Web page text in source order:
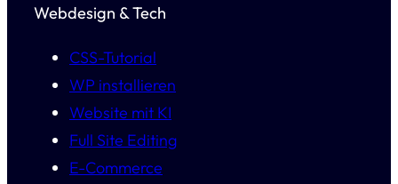
Webdesign & Tech
CSS-Tutorial
WP installieren
Website mit KI
Full Site Editing
E-Commerce